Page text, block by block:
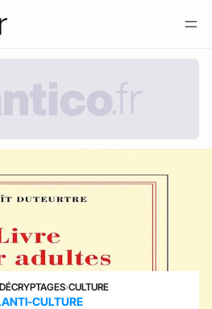
›CULTURE
CULTURE